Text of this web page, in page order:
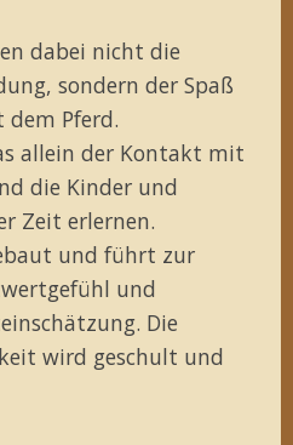
dabei nicht die
sondern der Spaß
Pferd.
allein der Kontakt mit
die Kinder und
Zeit erlernen.
und führt zur
und
Die
wird geschult und